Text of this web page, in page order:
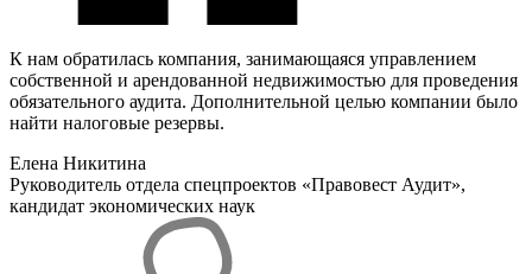
К нам обратилась компания, занимающаяся управлением
собственной и арендованной недвижимостью для проведения
обязательного аудита. Дополнительной целью компании было
найти налоговые резервы.
Елена Никитина
Руководитель отдела спецпроектов «Правовест Аудит»,
кандидат экономических наук